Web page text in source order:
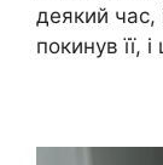
деякий час,
покинув її,